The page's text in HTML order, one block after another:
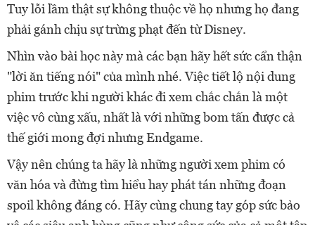
Tuy lỗi lầm thật sự không thuộc về họ nhưng họ đang
phải gánh chịu sự trừng phạt đến từ Disney.
Nhìn vào bài học này mà các bạn hãy hết sức cẩn thận
"lời ăn tiếng nói" của mình nhé. Việc tiết lộ nội dung
phim trước khi người khác đi xem chắc chắn là một
việc vô cùng xấu, nhất là với những bom tấn được cả
thế giới mong đợi nhưng Endgame.
Vậy nên chúng ta hãy là những người xem phim có
văn hóa và đừng tìm hiểu hay phát tán những đoạn
spoil không đáng có. Hãy cùng chung tay góp sức bảo